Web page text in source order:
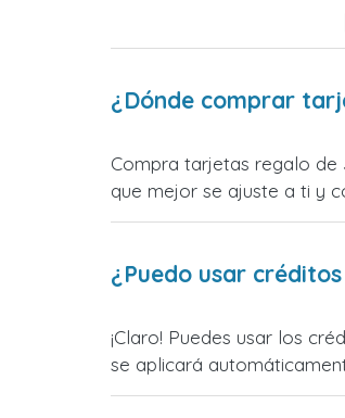
¿Dónde comprar
Compra tarjetas regalo de
que mejor se ajuste a ti y
¿Puedo usar
¡Claro! Puedes usar los
se aplicará